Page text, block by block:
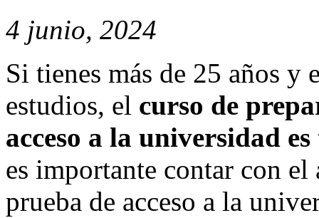
4 junio, 2024
Si tienes más de 25 años y
estudios, el curso de
acceso a la universidad
es importante contar con el
prueba de acceso a la